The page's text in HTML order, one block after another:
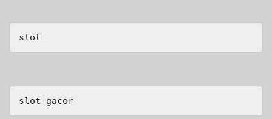
slot
slot gacor